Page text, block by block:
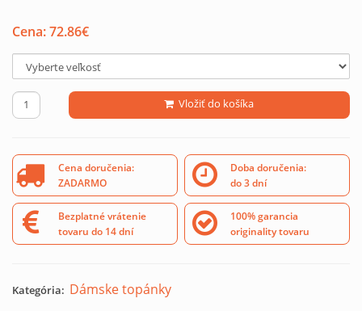
Cena:72.86€
Vložiť do košíka
Cena doručenia:
ZADARMO
Doba doručenia:
do 3 dní
Bezplatné vrátenie
tovaru do 14 dní
100% garancia
originality tovaru
Kategória: Dámske topánky